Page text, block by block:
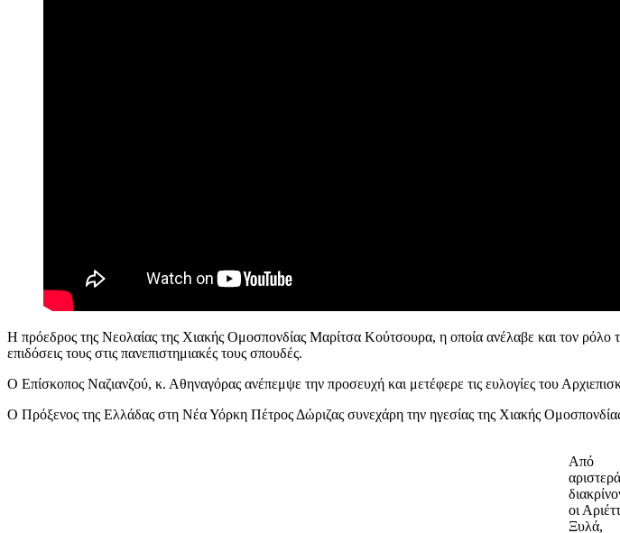
Η πρόεδρος της Νεολαίας της Χιακής Ομοσπονδίας Μαρίτσα Κούτσουρα, η οποία ανέλαβε και τον ρόλο
επιδόσεις τους στις πανεπιστημιακές τους σπουδές.
Ο Επίσκοπος Ναζιανζού, κ. Αθηναγόρας ανέπεμψε την προσευχή και μετέφερε τις ευλογίες του
Ο Πρόξενος της Ελλάδας στη Νέα Υόρκη Πέτρος Δώριζας συνεχάρη την ηγεσίας της Χιακής
Από
αριστερά
οι
Ξυλά,